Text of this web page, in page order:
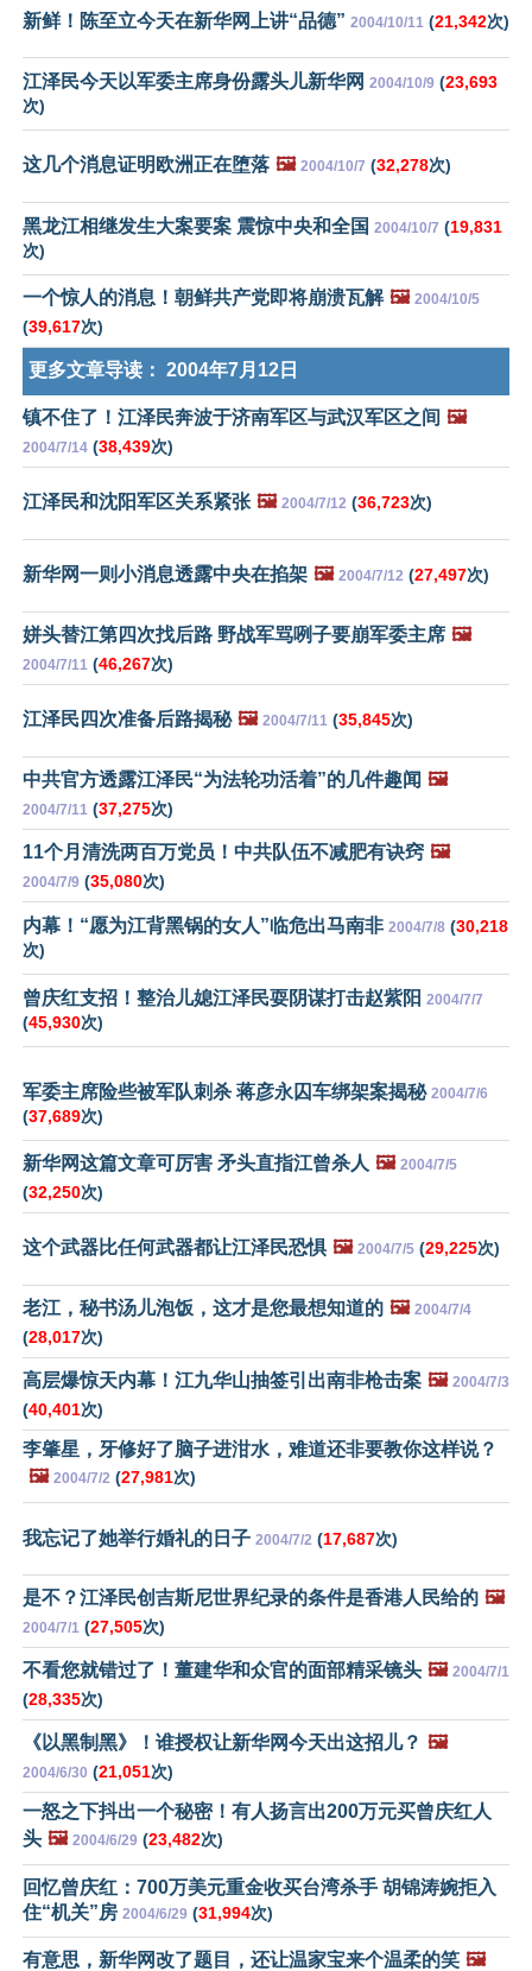
新鲜！陈至立今天在新华网上讲“品德” 2004/10/11 (21,342次)
江泽民今天以军委主席身份露头儿新华网 2004/10/9 (23,693
次)
这几个消息证明欧洲正在堕落 🖼️ 2004/10/7 (32,278次)
黑龙江相继发生大案要案 震惊中央和全国 2004/10/7 (19,831
次)
一个惊人的消息！朝鲜共产党即将崩溃瓦解 🖼️ 2004/10/5
(39,617次)
更多文章导读： 2004年7月12日
镇不住了！江泽民奔波于济南军区与武汉军区之间 🖼️
2004/7/14 (38,439次)
江泽民和沈阳军区关系紧张 🖼️ 2004/7/12 (36,723次)
新华网一则小消息透露中央在掐架 🖼️ 2004/7/12 (27,497次)
姘头替江第四次找后路 野战军骂咧子要崩军委主席 🖼️
2004/7/11 (46,267次)
江泽民四次准备后路揭秘 🖼️ 2004/7/11 (35,845次)
中共官方透露江泽民“为法轮功活着”的几件趣闻 🖼️
2004/7/11 (37,275次)
11个月清洗两百万党员！中共队伍不减肥有诀窍 🖼️
2004/7/9 (35,080次)
内幕！“愿为江背黑锅的女人”临危出马南非 2004/7/8 (30,218
次)
曾庆红支招！整治儿媳江泽民耍阴谋打击赵紫阳 2004/7/7
(45,930次)
军委主席险些被军队刺杀 蒋彦永囚车绑架案揭秘 2004/7/6
(37,689次)
新华网这篇文章可厉害 矛头直指江曾杀人 🖼️ 2004/7/5
(32,250次)
这个武器比任何武器都让江泽民恐惧 🖼️ 2004/7/5 (29,225次)
老江，秘书汤儿泡饭，这才是您最想知道的 🖼️ 2004/7/4
(28,017次)
高层爆惊天内幕！江九华山抽签引出南非枪击案 🖼️ 2004/7/3
(40,401次)
李肇星，牙修好了脑子进泔水，难道还非要教你这样说？
🖼️ 2004/7/2 (27,981次)
我忘记了她举行婚礼的日子 2004/7/2 (17,687次)
是不？江泽民创吉斯尼世界纪录的条件是香港人民给的 🖼️
2004/7/1 (27,505次)
不看您就错过了！董建华和众官的面部精采镜头 🖼️ 2004/7/1
(28,335次)
《以黑制黑》！谁授权让新华网今天出这招儿？ 🖼️
2004/6/30 (21,051次)
一怒之下抖出一个秘密！有人扬言出200万元买曾庆红人
头 🖼️ 2004/6/29 (23,482次)
回忆曾庆红：700万美元重金收买台湾杀手 胡锦涛婉拒入
住“机关”房 2004/6/29 (31,994次)
有意思，新华网改了题目，还让温家宝来个温柔的笑 🖼️